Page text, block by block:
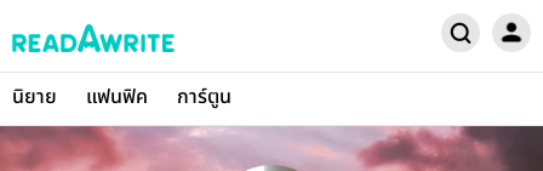
นิยาย แฟนฟิค การ์ตูน